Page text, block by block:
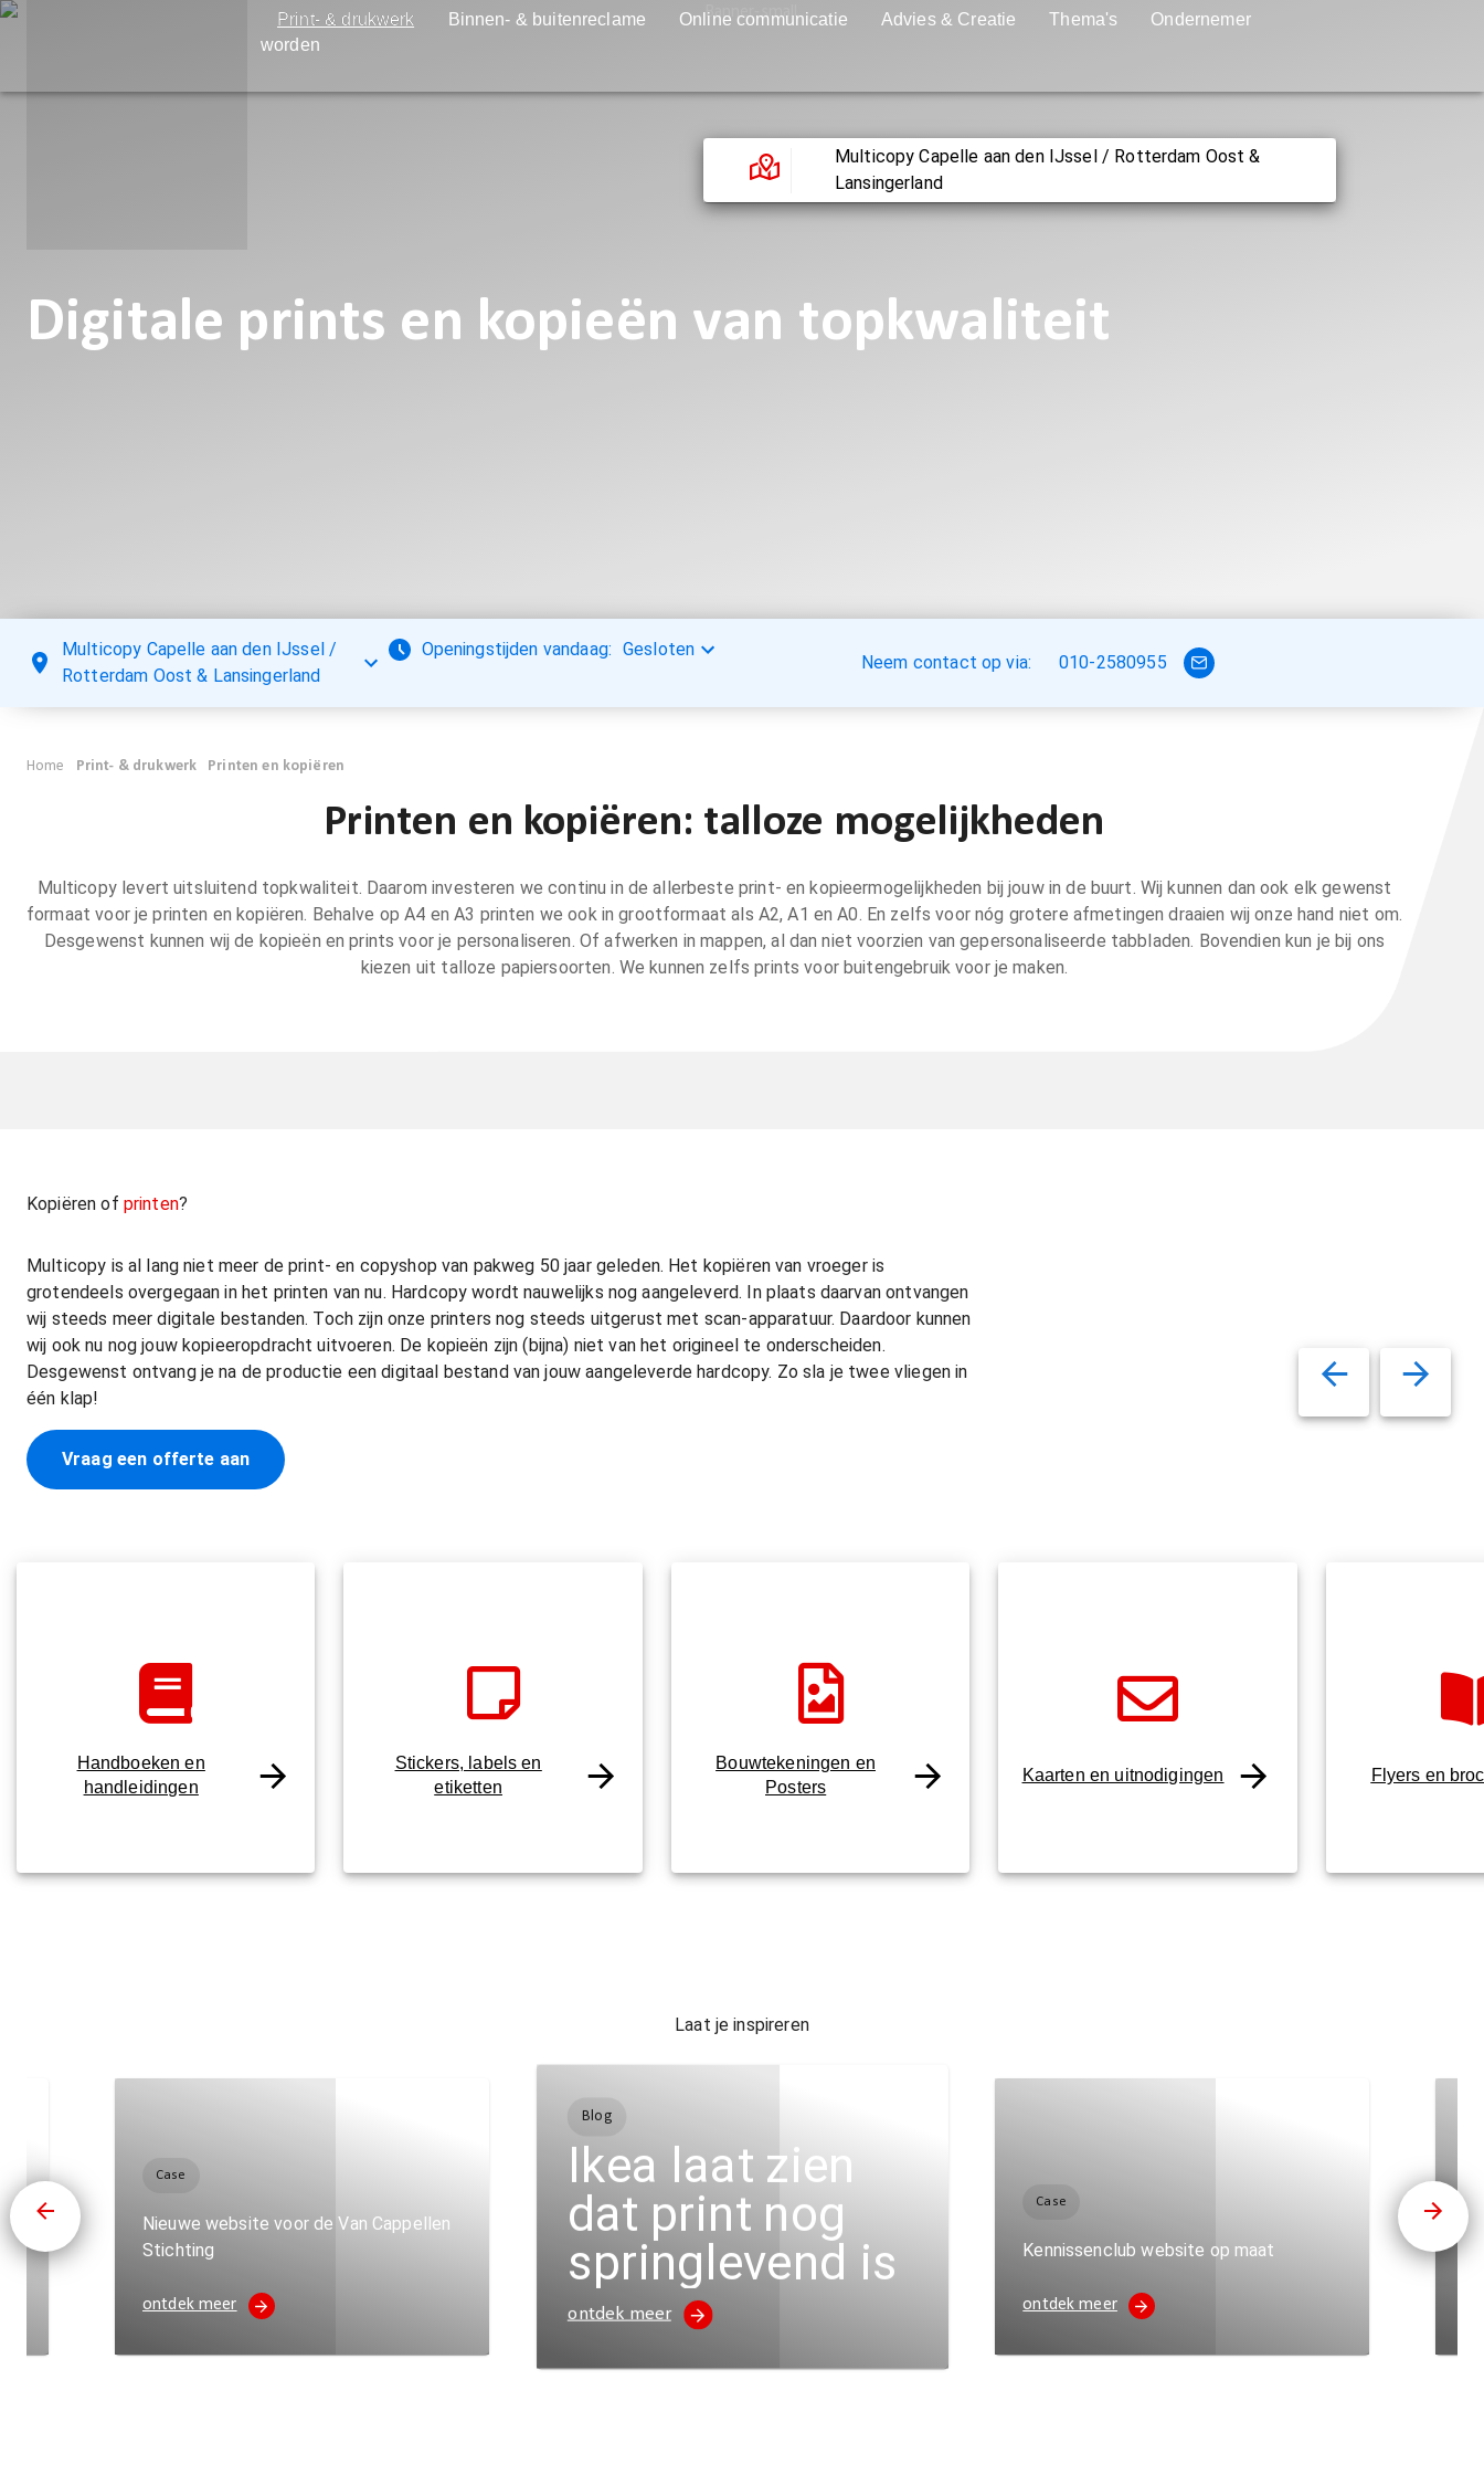
Print- & drukwerk Binnen- & buitenreclame Online communicatie Advies & Creatie Thema's
Ondernemer
worden
Multicopy Capelle aan den IJssel / Rotterdam Oost &
Lansingerland
Digitale prints en kopieën van topkwaliteit
Multicopy Capelle aan den IJssel /
Rotterdam Oost & Lansingerland
Openingstijden vandaag: Gesloten
Neem contact op via: 010-2580955
Home Print- & drukwerk Printen en kopiëren
Printen en kopiëren: talloze mogelijkheden
Multicopy levert uitsluitend topkwaliteit. Daarom investeren we continu in de allerbeste print- en kopieermogelijkheden bij jouw in de buurt. Wij kunnen dan ook elk gewenst
formaat voor je printen en kopiëren. Behalve op A4 en A3 printen we ook in grootformaat als A2, A1 en A0. En zelfs voor nóg grotere afmetingen draaien wij onze hand niet om.
Desgewenst kunnen wij de kopieën en prints voor je personaliseren. Of afwerken in mappen, al dan niet voorzien van gepersonaliseerde tabbladen. Bovendien kun je bij ons
kiezen uit talloze papiersoorten. We kunnen zelfs prints voor buitengebruik voor je maken.
Kopiëren of printen?
Multicopy is al lang niet meer de print- en copyshop van pakweg 50 jaar geleden. Het kopiëren van vroeger is
grotendeels overgegaan in het printen van nu. Hardcopy wordt nauwelijks nog aangeleverd. In plaats daarvan ontvangen
wij steeds meer digitale bestanden. Toch zijn onze printers nog steeds uitgerust met scan-apparatuur. Daardoor kunnen
wij ook nu nog jouw kopieeropdracht uitvoeren. De kopieën zijn (bijna) niet van het origineel te onderscheiden.
Desgewenst ontvang je na de productie een digitaal bestand van jouw aangeleverde hardcopy. Zo sla je twee vliegen in
één klap!
Vraag een offerte aan
Handboeken en
handleidingen
Stickers, labels en
etiketten
Bouwtekeningen en
Posters
Kaarten en uitnodigingen Flyers en
Laat je inspireren
Case
Nieuwe website voor de Van Cappellen
Stichting
ontdek meer
Blog
Ikea laat zien
dat print nog
springlevend is
ontdek meer
Case
Kennissenclub website op maat
ontdek meer